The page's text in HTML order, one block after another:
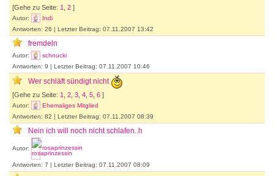
[Gehe zu Seite: 1 2 ]
Autor:
Indi
Antworten: 26 | Letzter Beitrag: 07.11.2007 13:42
fremdeln
Autor:
schnucki
Antworten: 9 | Letzter Beitrag: 07.11.2007 10:46
Wer schläft sündigt nicht
[Gehe zu Seite: 1 2 3 4 5 6 ]
Autor:
Ehemaliges Mitglied
Antworten: 82 | Letzter Beitrag: 07.11.2007 08:39
Nein ich will noch nicht schlafen..h
Autor: rosaprinzessin
Antworten: 7 | Letzter Beitrag: 07.11.2007 08:09